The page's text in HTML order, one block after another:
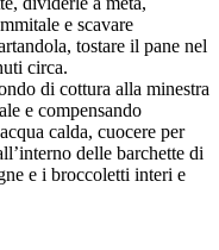
e scavare
tostare il pane nel
circa.
di cottura alla minestra
e compensando
calda, cuocere per
delle barchette di
e i broccoletti interi e